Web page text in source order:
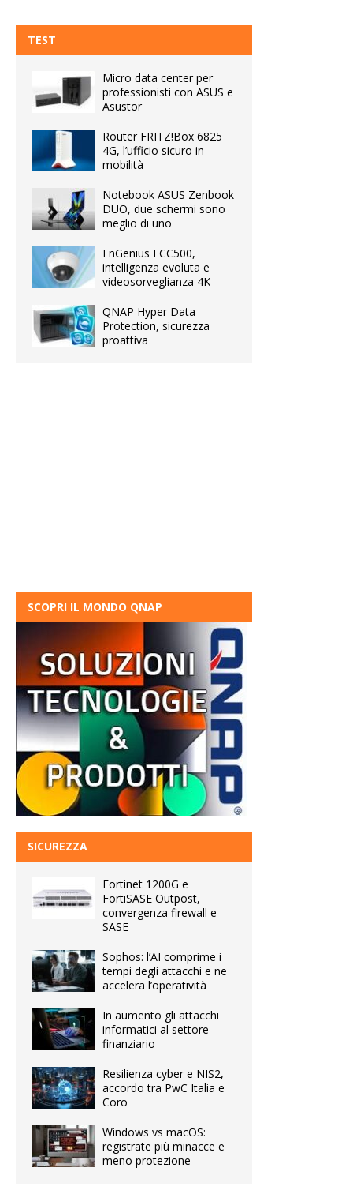
TEST
Micro data center per
professionisti con ASUS e
Asustor
Router FRITZ!Box 6825
4G, l’ufficio sicuro in
mobilità
Notebook ASUS Zenbook
DUO, due schermi sono
meglio di uno
EnGenius ECC500,
intelligenza evoluta e
videosorveglianza 4K
QNAP Hyper Data
Protection, sicurezza
proattiva
SCOPRI IL MONDO QNAP
SICUREZZA
Fortinet 1200G e
FortiSASE Outpost,
convergenza firewall e
SASE
Sophos: l’AI comprime i
tempi degli attacchi e ne
accelera l’operatività
In aumento gli attacchi
informatici al settore
finanziario
Resilienza cyber e NIS2,
accordo tra PwC Italia e
Coro
Windows vs macOS:
registrate più minacce e
meno protezione